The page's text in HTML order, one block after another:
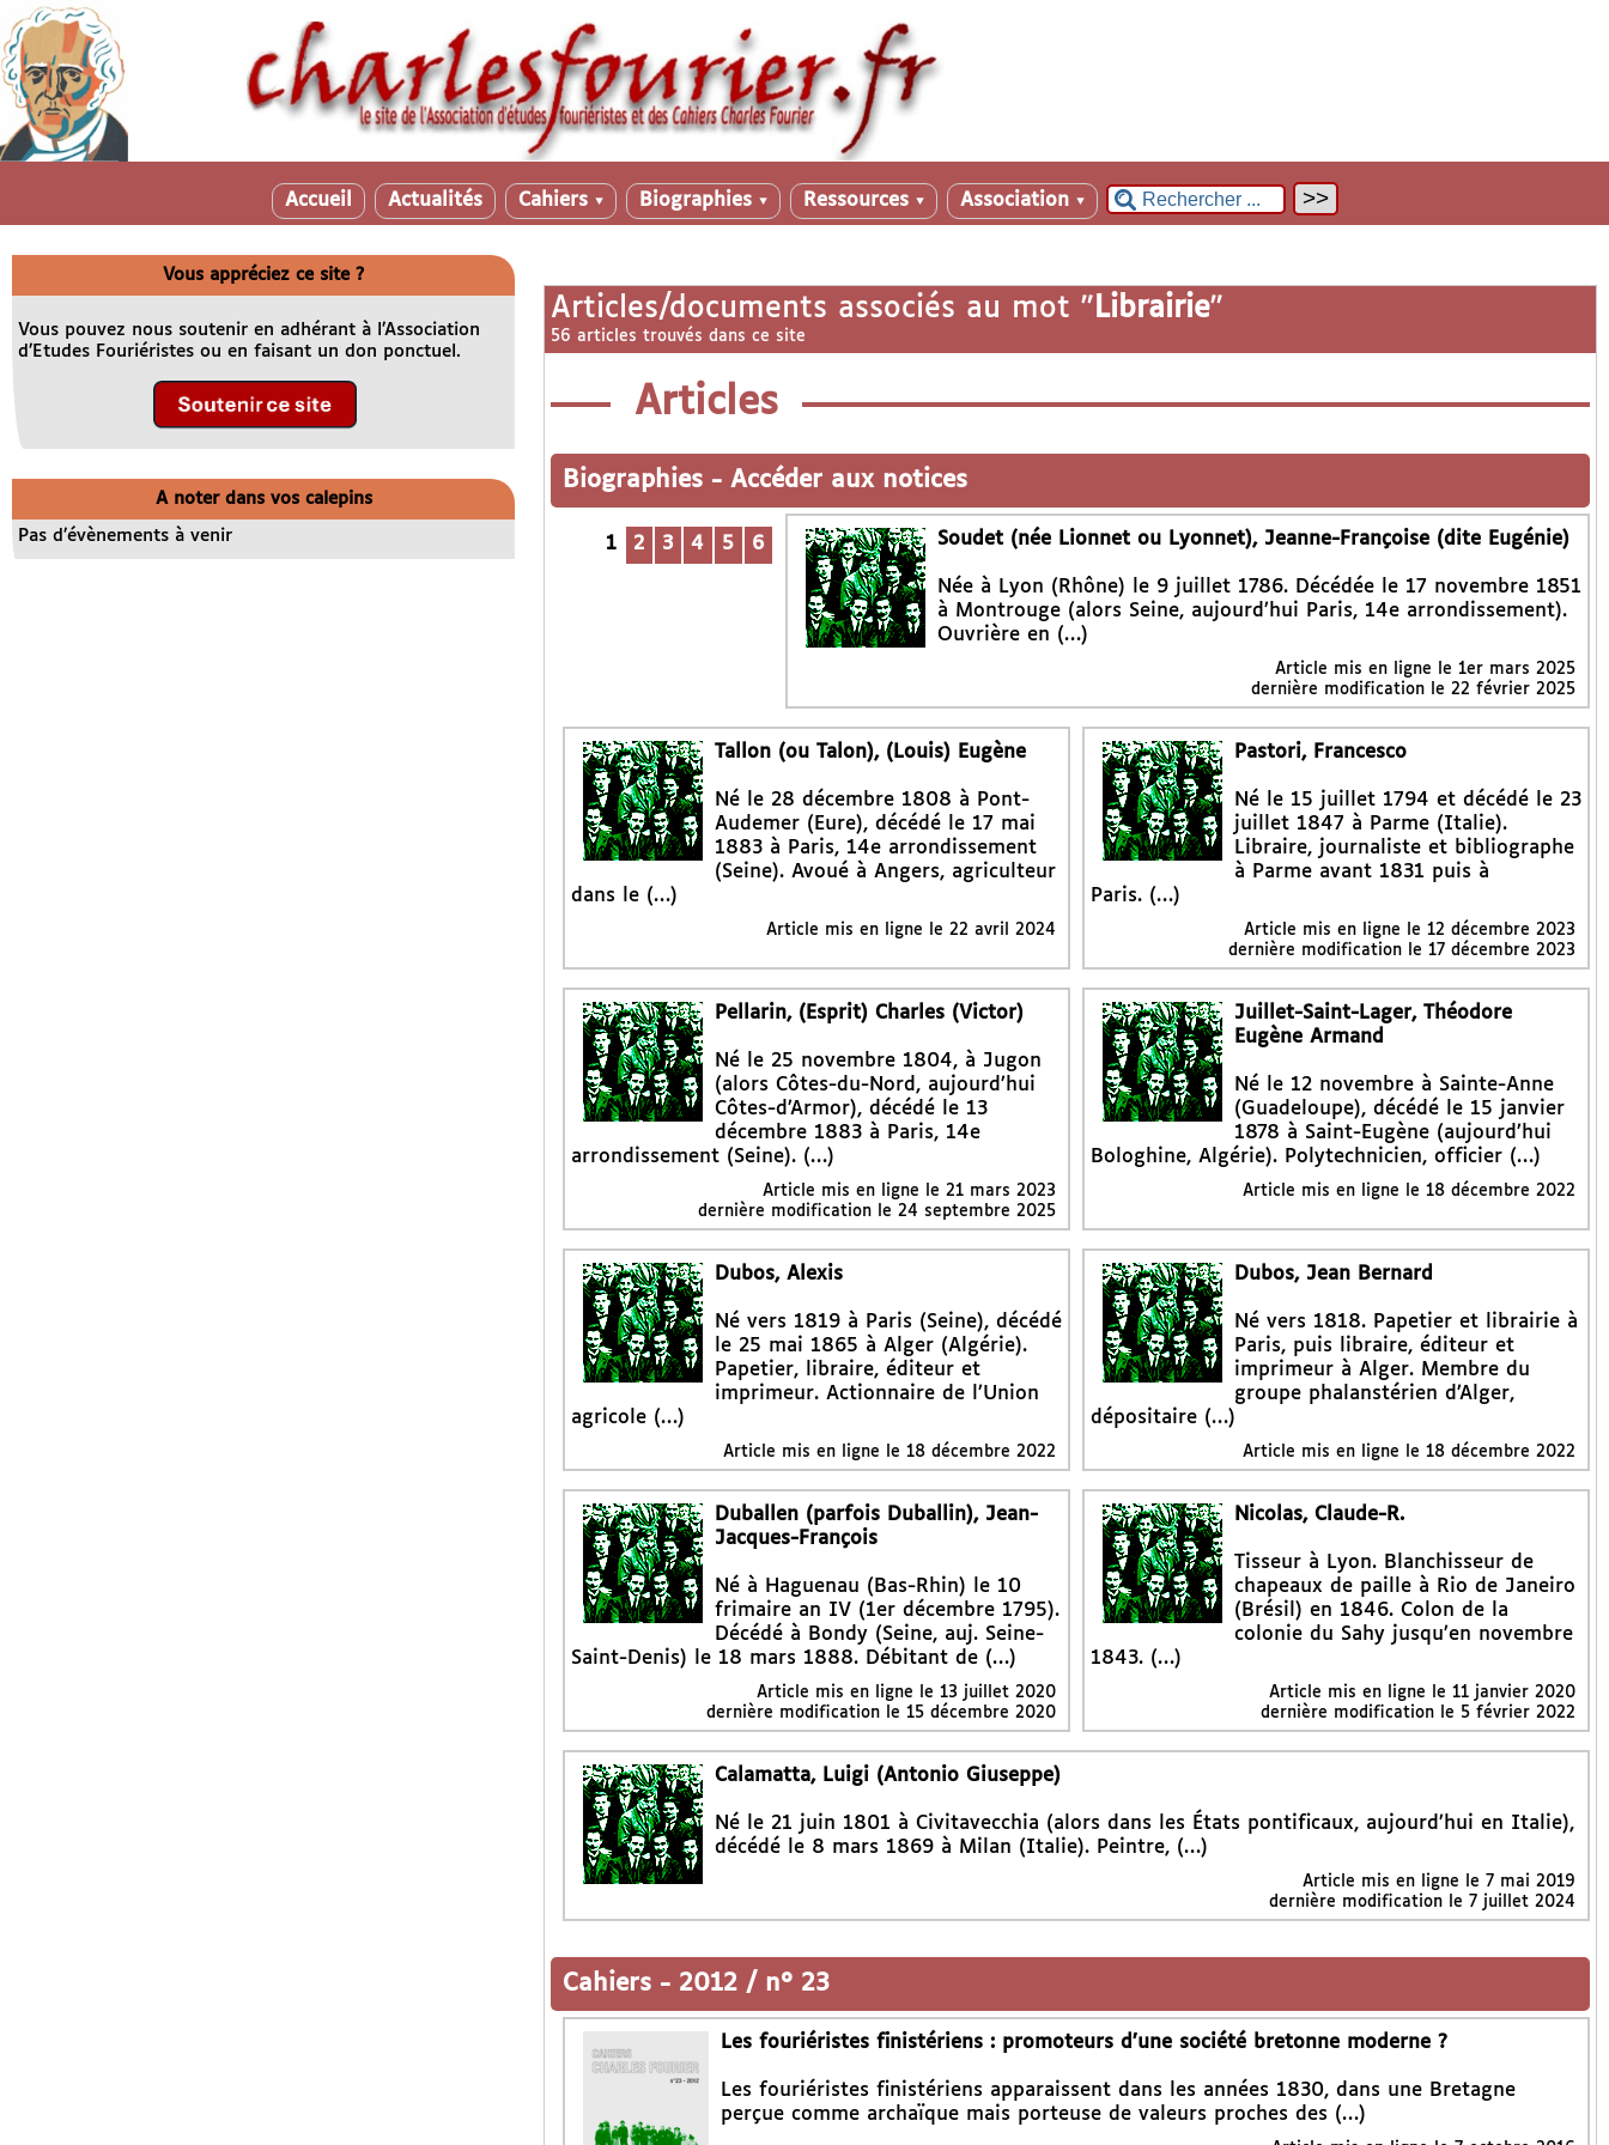
Accueil Actualités Cahiers ▼ Biographies ▼ Ressources ▼ Association ▼
Articles/documents associés au mot " Librairie"
56 articles trouvés dans ce site
Articles
Biographies - Accéder aux notices
1 2 3 4 5 6 Soudet (née Lionnet ou Lyonnet), Jeanne-Françoise (dite Eugénie)
Née à Lyon (Rhône) le 9 juillet 1786. Décédée le 17 novembre 1851
à Montrouge (alors Seine, aujourd’hui Paris, 14e arrondissement).
Ouvrière en (…)
Article mis en ligne le 1er mars 2025
dernière modification le 22 février 2025
Tallon (ou Talon), (Louis) Eugène
Né le 28 décembre 1808 à Pont-
Audemer (Eure), décédé le 17 mai
1883 à Paris, 14e arrondissement
(Seine). Avoué à Angers, agriculteur
dans le (…)
Article mis en ligne le 22 avril 2024
Pastori, Francesco
Né le 15 juillet 1794 et décédé le 23
juillet 1847 à Parme (Italie).
Libraire, journaliste et bibliographe
à Parme avant 1831 puis à
Paris. (…)
Article mis en ligne le12 décembre 2023
dernière modification le 17 décembre 2023
Pellarin, (Esprit) Charles (Victor)
Né le 25 novembre 1804, à Jugon
(alors Côtes-du-Nord, aujourd’hui
Côtes-d’Armor), décédé le 13
décembre 1883 à Paris, 14e
arrondissement (Seine). (…)
Article mis en ligne le 21 mars 2023
dernière modification le 24 septembre 2025
Juillet-Saint-Lager, Théodore
Eugène Armand
Né le 12 novembre à Sainte-Anne
(Guadeloupe), décédé le 15 janvier
1878 à Saint-Eugène (aujourd’hui
Bologhine, Algérie). Polytechnicien, officier (…)
Article mis en ligne le18 décembre 2022
Dubos, Alexis
Né vers 1819 à Paris (Seine), décédé
le 25 mai 1865 à Alger (Algérie).
Papetier, libraire, éditeur et
imprimeur. Actionnaire de l’Union
agricole (…)
Article mis en ligne le 18 décembre 2022
Dubos, Jean Bernard
Né vers 1818. Papetier et librairie à
Paris, puis libraire, éditeur et
imprimeur à Alger. Membre du
groupe phalanstérien d’Alger,
dépositaire (…)
Article mis en ligne le18 décembre 2022
Duballen (parfois Duballin), Jean-
Jacques-François
Né à Haguenau (Bas-Rhin) le 10
frimaire an IV (1er décembre 1795).
Décédé à Bondy (Seine, auj. Seine-
Saint-Denis) le 18 mars 1888. Débitant de (…)
Article mis en ligne le 13 juillet 2020
dernière modification le 15 décembre 2020
Nicolas, Claude-R.
Tisseur à Lyon. Blanchisseur de
chapeaux de paille à Rio de Janeiro
(Brésil) en 1846. Colon de la
colonie du Sahy jusqu’en novembre
1843. (…)
Article mis en ligne le11 janvier 2020
dernière modification le 5 février 2022
Calamatta, Luigi (Antonio Giuseppe)
Né le 21 juin 1801 à Civitavecchia (alors dans les États pontificaux, aujourd’hui en Italie),
décédé le 8 mars 1869 à Milan (Italie). Peintre, (…)
Article mis en ligne le 7 mai 2019
dernière modification le 7 juillet 2024
Cahiers - 2012 / n° 23
Les fouriéristes finistériens : promoteurs d’une société bretonne moderne ?
Les fouriéristes finistériens apparaissent dans les années 1830, dans une Bretagne
perçue comme archaïque mais porteuse de valeurs proches des (…)
Vous appréciez ce site ?
Vous pouvez nous soutenir en adhérant à l’Association
d’Etudes Fouriéristes ou en faisant un don ponctuel.
A noter dans vos calepins
Pas d’évènements à venir